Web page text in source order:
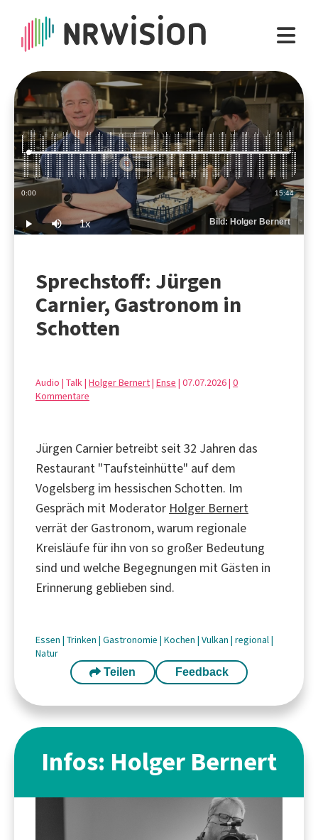
Play Mute 1xPlayback
Rate
Bild: Holger Bernert
Current
Time
0:00 Duration
15:44
Loaded:
1.06%
Sprechstoff: Jürgen
Carnier, Gastronom in
Schotten
Audio | Talk | Holger Bernert| Ense | 07.07.2026 | 0
Kommentare
Jürgen Carnier betreibt seit 32 Jahren das
Restaurant "Taufsteinhütte" auf dem
Vogelsberg im hessischen Schotten. Im
Gespräch mit Moderator Holger Bernert
verrät der Gastronom, warum regionale
Kreisläufe für ihn von so großer Bedeutung
sind und welche Begegnungen mit Gästen in
Erinnerung geblieben sind.
Essen | Trinken | Gastronomie | Kochen | Vulkan | regional|
Natur
Teilen Feedback
Infos: Holger Bernert